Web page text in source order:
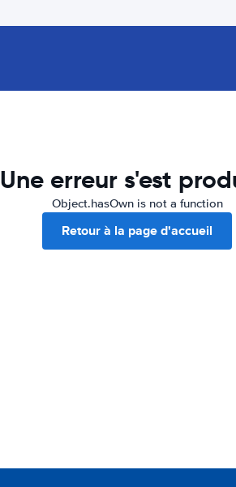
Une erreur s'est
Object.hasOwn is not a function
Retour à la page d'accueil